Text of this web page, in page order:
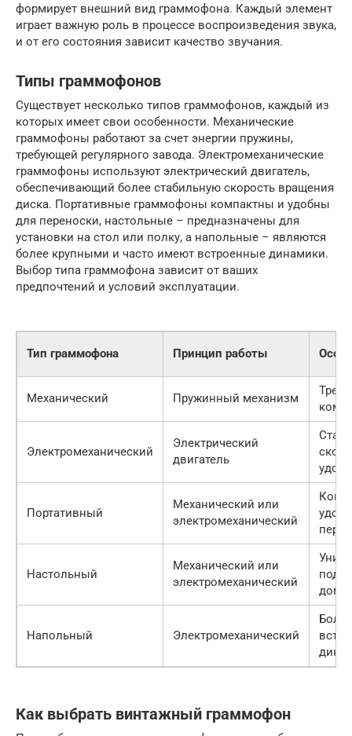
формирует внешний вид граммофона. Каждый элемент
играет важную роль в процессе воспроизведения звука,
и от его состояния зависит качество звучания.
Типы граммофонов
Существует несколько типов граммофонов, каждый из
которых имеет свои особенности. Механические
граммофоны работают за счет энергии пружины,
требующей регулярного завода. Электромеханические
граммофоны используют электрический двигатель,
обеспечивающий более стабильную скорость вращения
диска. Портативные граммофоны компактны и удобны
для переноски, настольные – предназначены для
установки на стол или полку, а напольные – являются
более крупными и часто имеют встроенные динамики.
Выбор типа граммофона зависит от ваших
предпочтений и условий эксплуатации.
Тип граммофона Принцип работы
Механический Пружинный механизм
Электромеханический
Электрический
двигатель
Портативный
Механический или
электромеханический
Настольный
Механический или
электромеханический
дома
Напольный Электромеханический
Как выбрать винтажный граммофон